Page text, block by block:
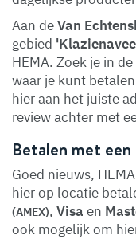
Aan deVan
gebied
HEMA. Zoek je in
waar je kunt
hier aan het juiste
review achter met
Betalen met
Goed nieuws,
hier op locatie
(AMEX), Visa en
ook mogelijk om